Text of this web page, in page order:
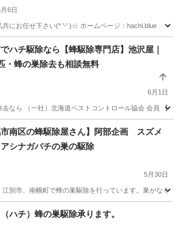
6日
にお任せ下さい(* 'ᵕ' )☆ ホームページ：hachi.blue
駅 蜂の巣駆除
ハチ駆除なら【蜂駆除専門店】池沢屋｜
・蜂の巣除去も相談無料
6月1日
なら （一社）北海道ペストコントロール協会 会員 【
駅 蜂の巣駆除 無料
市南区の蜂駆除屋さん】阿部企画 スズメ
シナガバチの巣の駆除
5月30日
別市、南幌町で蜂の巣駆除を行っています。巣がなく
駅 蜂の巣駆除 スズメバチ
ハチ）蜂の巣駆除承ります。